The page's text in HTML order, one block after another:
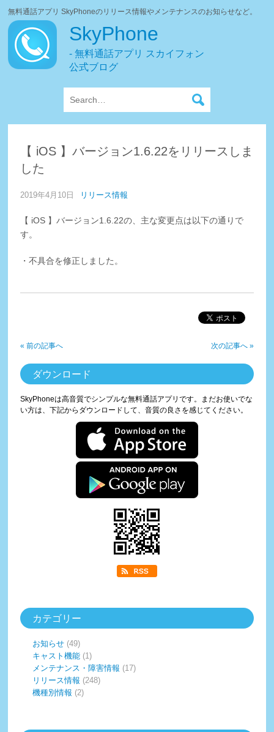
無料通話アプリ SkyPhoneのリリース情報やメンテナンスのお知らせなど。
SkyPhone
- 無料通話アプリ スカイフォン
公式ブログ
【 iOS 】バージョン1.6.22をリリースしま
した
2019年4月10日 リリース情報
【 iOS 】バージョン1.6.22の、主な変更点は以下の通りで
す。
・不具合を修正しました。
« 前の記事へ 次の記事へ »
ダウンロード
SkyPhoneは高音質でシンプルな無料通話アプリです。まだお使いでな
い方は、下記からダウンロードして、音質の良さを感じてください。
カテゴリー
お知らせ (49)
キャスト機能 (1)
メンテナンス・障害情報 (17)
リリース情報 (248)
機種別情報 (2)